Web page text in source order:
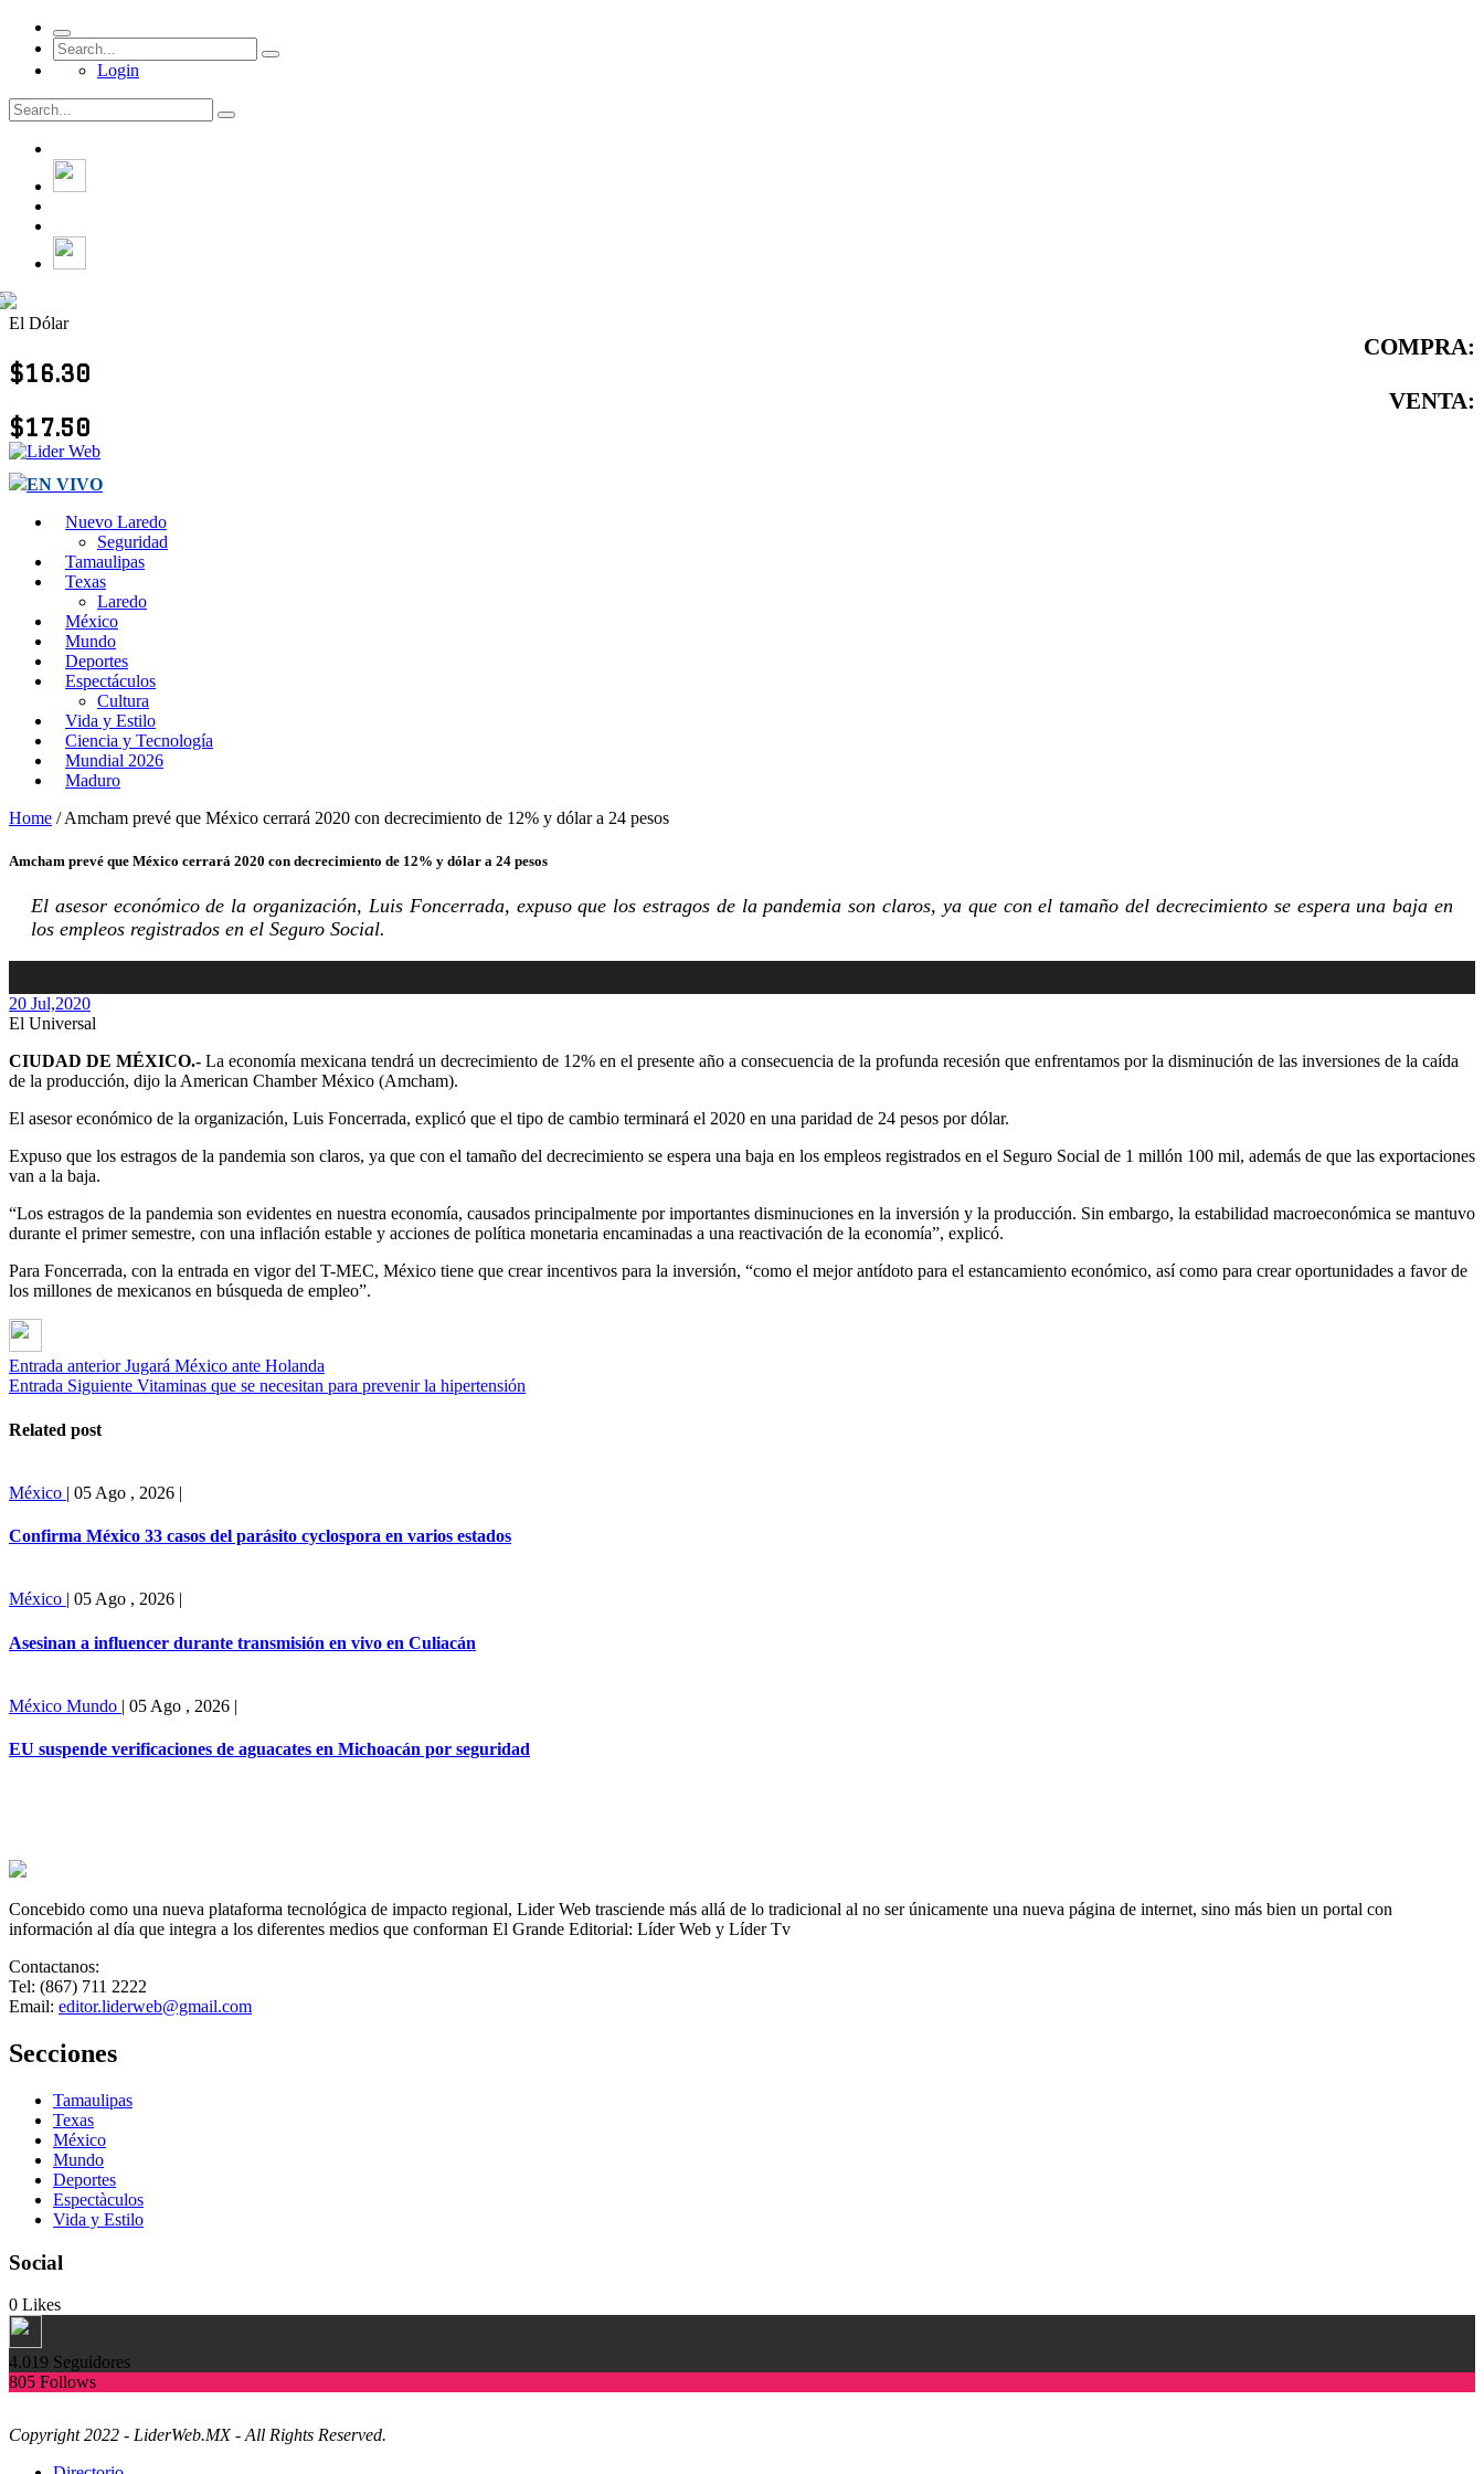
Login
El Dólar
COMPRA:
$16.30
VENTA:
$17.50
EN VIVO
Nuevo Laredo
Seguridad
Tamaulipas
Texas
Laredo
México
Mundo
Deportes
Espectáculos
Cultura
Vida y Estilo
Ciencia y Tecnología
Mundial 2026
Maduro
Home / Amcham prevé que México cerrará 2020 con decrecimiento de 12% y dólar a 24 pesos
Amcham prevé que México cerrará 2020 con decrecimiento de 12% y dólar a 24 pesos
El asesor económico de la organización, Luis Foncerrada, expuso que los estragos de la pandemia son claros, ya que con el tamaño del decrecimiento se espera una baja en
los empleos registrados en el Seguro Social.
20 Jul,2020
El Universal
CIUDAD DE MÉXICO.- La economía mexicana tendrá un decrecimiento de 12% en el presente año a consecuencia de la profunda recesión que enfrentamos por la disminución de las inversiones de la caída
de la producción, dijo la American Chamber México (Amcham).
El asesor económico de la organización, Luis Foncerrada, explicó que el tipo de cambio terminará el 2020 en una paridad de 24 pesos por dólar.
Expuso que los estragos de la pandemia son claros, ya que con el tamaño del decrecimiento se espera una baja en los empleos registrados en el Seguro Social de 1 millón 100 mil, además de que las exportaciones
van a la baja.
“Los estragos de la pandemia son evidentes en nuestra economía, causados principalmente por importantes disminuciones en la inversión y la producción. Sin embargo, la estabilidad macroeconómica se mantuvo
durante el primer semestre, con una inflación estable y acciones de política monetaria encaminadas a una reactivación de la economía”, explicó.
Para Foncerrada, con la entrada en vigor del T-MEC, México tiene que crear incentivos para la inversión, “como el mejor antídoto para el estancamiento económico, así como para crear oportunidades a favor de
los millones de mexicanos en búsqueda de empleo”.
Entrada anterior Jugará México ante Holanda
Entrada Siguiente Vitaminas que se necesitan para prevenir la hipertensión
Related post
México | 05 Ago , 2026 |
Confirma México 33 casos del parásito cyclospora en varios estados
México | 05 Ago , 2026 |
Asesinan a influencer durante transmisión en vivo en Culiacán
México Mundo | 05 Ago , 2026 |
EU suspende verificaciones de aguacates en Michoacán por seguridad
Concebido como una nueva plataforma tecnológica de impacto regional, Lider Web trasciende más allá de lo tradicional al no ser únicamente una nueva página de internet, sino más bien un portal con
información al día que integra a los diferentes medios que conforman El Grande Editorial: Líder Web y Líder Tv
Contactanos:
Tel: (867) 711 2222
Email: editor.liderweb@gmail.com
Secciones
Tamaulipas
Texas
México
Mundo
Deportes
Espectàculos
Vida y Estilo
Social
0 Likes
4.019 Seguidores
805 Follows
Copyright 2022 - LiderWeb.MX - All Rights Reserved.